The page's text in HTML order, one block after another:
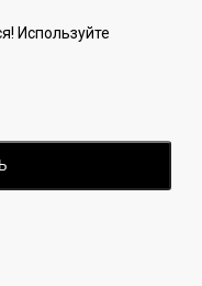
Используйте